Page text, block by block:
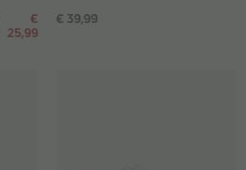
€
25,99
€ 39,99